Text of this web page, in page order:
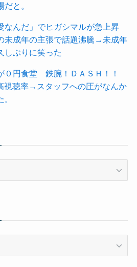
だと。
なんだ」でヒガシマルが急上昇
未成年の主張で話題沸騰→未成年
しぶりに笑った
０円食堂 鉄腕！ＤＡＳＨ！！
視聴率→スタッフへの圧がなんか